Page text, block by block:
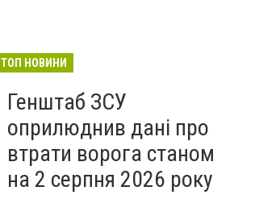
ТОП НОВИНИ
Генштаб ЗСУ
оприлюднив дані про
втрати ворога станом
на 2 серпня 2026 року